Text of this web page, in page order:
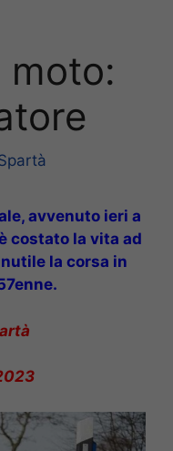
moto:
avvenuto ieri a
costato la vita ad
la corsa in